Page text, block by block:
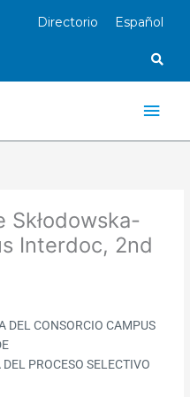
Directorio Español
Skłodowska-
Interdoc, 2nd
DEL CONSORCIO CAMPUS
PROCESO SELECTIVO